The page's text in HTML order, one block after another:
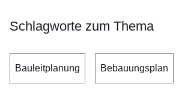
Schlagworte zum Thema
Bauleitplanung Bebauungsplan